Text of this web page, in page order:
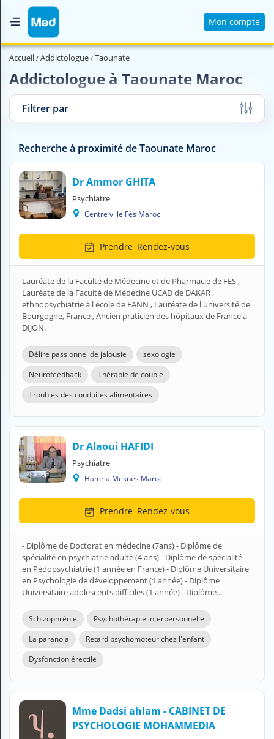
Mon compte
Accueil
Magazine Médical
Nous contacter
Professionnel de santé
Pharmacie
Médicament
Clinique
Laboratoire
Vétérinaire
FR Français
Se connecter
Accueil Addictologue Taounate
Addictologue à Taounate Maroc
Filtrer par
Recherche à proximité de Taounate Maroc
Dr Ammor GHITA
Psychiatre
Centre ville Fès Maroc
Prendre Rendez-vous
Lauréate de la Faculté de Médecine et de Pharmacie de FES ,
Lauréate de la Faculté de Médecine UCAD de DAKAR ,
ethnopsychiatrie à l école de FANN , Lauréate de l université de
Bourgogne, France , Ancien praticien des hôpitaux de France à
DIJON.
Délire passionnel de jalousie
sexologie
Neurofeedback
Thérapie de couple
Troubles des conduites alimentaires
Dr Alaoui HAFIDI
Psychiatre
Hamria Meknès Maroc
Prendre Rendez-vous
- Diplôme de Doctorat en médecine (7ans) - Diplôme de
spécialité en psychiatrie adulte (4 ans) - Diplôme de spécialité
en Pédopsychiatrie (1 année en France) - Diplôme Universitaire
en Psychologie de développement (1 année) - Diplôme
Universitaire adolescents difficiles (1 année) - Diplôme...
Schizophrénie
Psychothérapie interpersonnelle
La paranoïa
Retard psychomoteur chez l'enfant
Dysfonction érectile
Mme Dadsi ahlam - CABINET DE
PSYCHOLOGIE MOHAMMEDIA